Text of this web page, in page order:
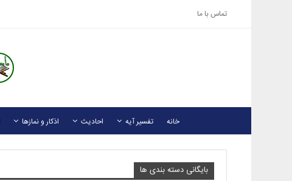
تماس با ما
خانه تفسیر آیه احادیث اذکار و نمازها
بایگانی دسته بندی ها